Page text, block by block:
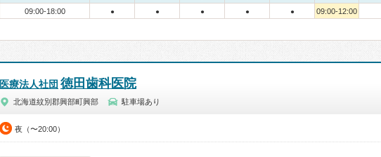
09:00-18:00 ● ● ● ● ● 09:00-12:00
医療法人社団 徳田歯科医院
北海道紋別郡興部町興部 駐車場あり
夜（〜20:00）